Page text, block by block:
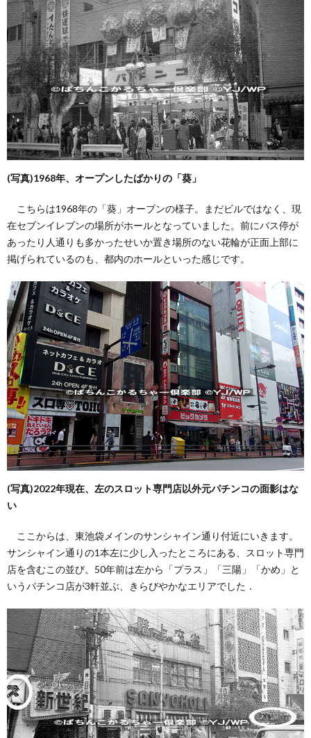
(写真)1968年、オープンしたばかりの「葵」
こちらは1968年の「葵」オープンの様子。まだビルではなく、現
在セブンイレブンの場所がホールとなっていました。前にバス停が
あったり人通りも多かったせいか置き場所のない花輪が正面上部に
掲げられているのも、都内のホールといった感じです。
(写真)2022年現在、左のスロット専門店以外元パチンコの面影はな
い
ここからは、東池袋メインのサンシャイン通り付近にいきます。
サンシャイン通りの1本左に少し入ったところにある、スロット専門
店を含むこの並び。50年前は左から「プラス」「三陽」「かめ」と
いうパチンコ店が3軒並ぶ、きらびやかなエリアでした．